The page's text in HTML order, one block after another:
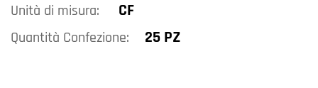
Unità di misura: CF
Quantità Confezione: 25 PZ